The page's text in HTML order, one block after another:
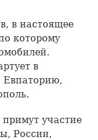
в настоящее
которому
в
Евпаторию,
участие
России,